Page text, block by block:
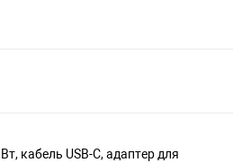
кабель USB-C, адаптер для